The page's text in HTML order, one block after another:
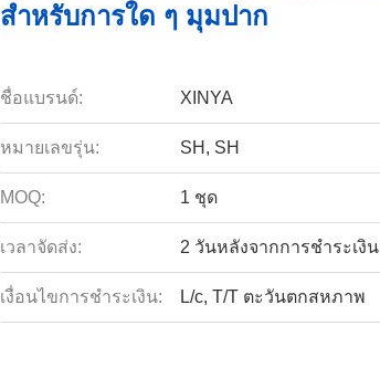
สำหรับการใด ๆ มุมปาก
ชื่อแบรนด์: XINYA
หมายเลขรุ่น: SH, SH
MOQ: 1 ชุด
เวลาจัดส่ง: 2 วันหลังจากการชำระเงิน
เงื่อนไขการชำระเงิน: L/c, T/T ตะวันตกสหภาพ